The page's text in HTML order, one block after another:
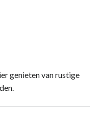
genieten van rustige